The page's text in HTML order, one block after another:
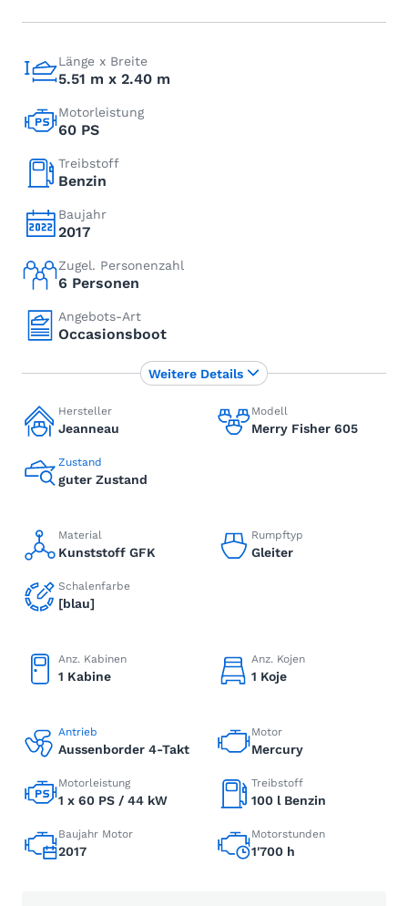
Länge x Breite
5.51 m x 2.40 m
Motorleistung
60 PS
Treibstoff
Benzin
Baujahr
2017
Zugel. Personenzahl
6 Personen
Angebots-Art
Occasionsboot
Hersteller
Jeanneau
Modell
Merry Fisher 605
Zustand
guter Zustand
Material
Kunststoff GFK
Rumpftyp
Gleiter
Schalenfarbe
[blau]
Anz. Kabinen
1 Kabine
Anz. Kojen
1 Koje
Antrieb
Aussenborder 4-Takt
Motor
Mercury
Motorleistung
1 x 60 PS / 44 kW
Treibstoff
100 l Benzin
Baujahr Motor
2017
Motorstunden
1'700 h
Weitere Details